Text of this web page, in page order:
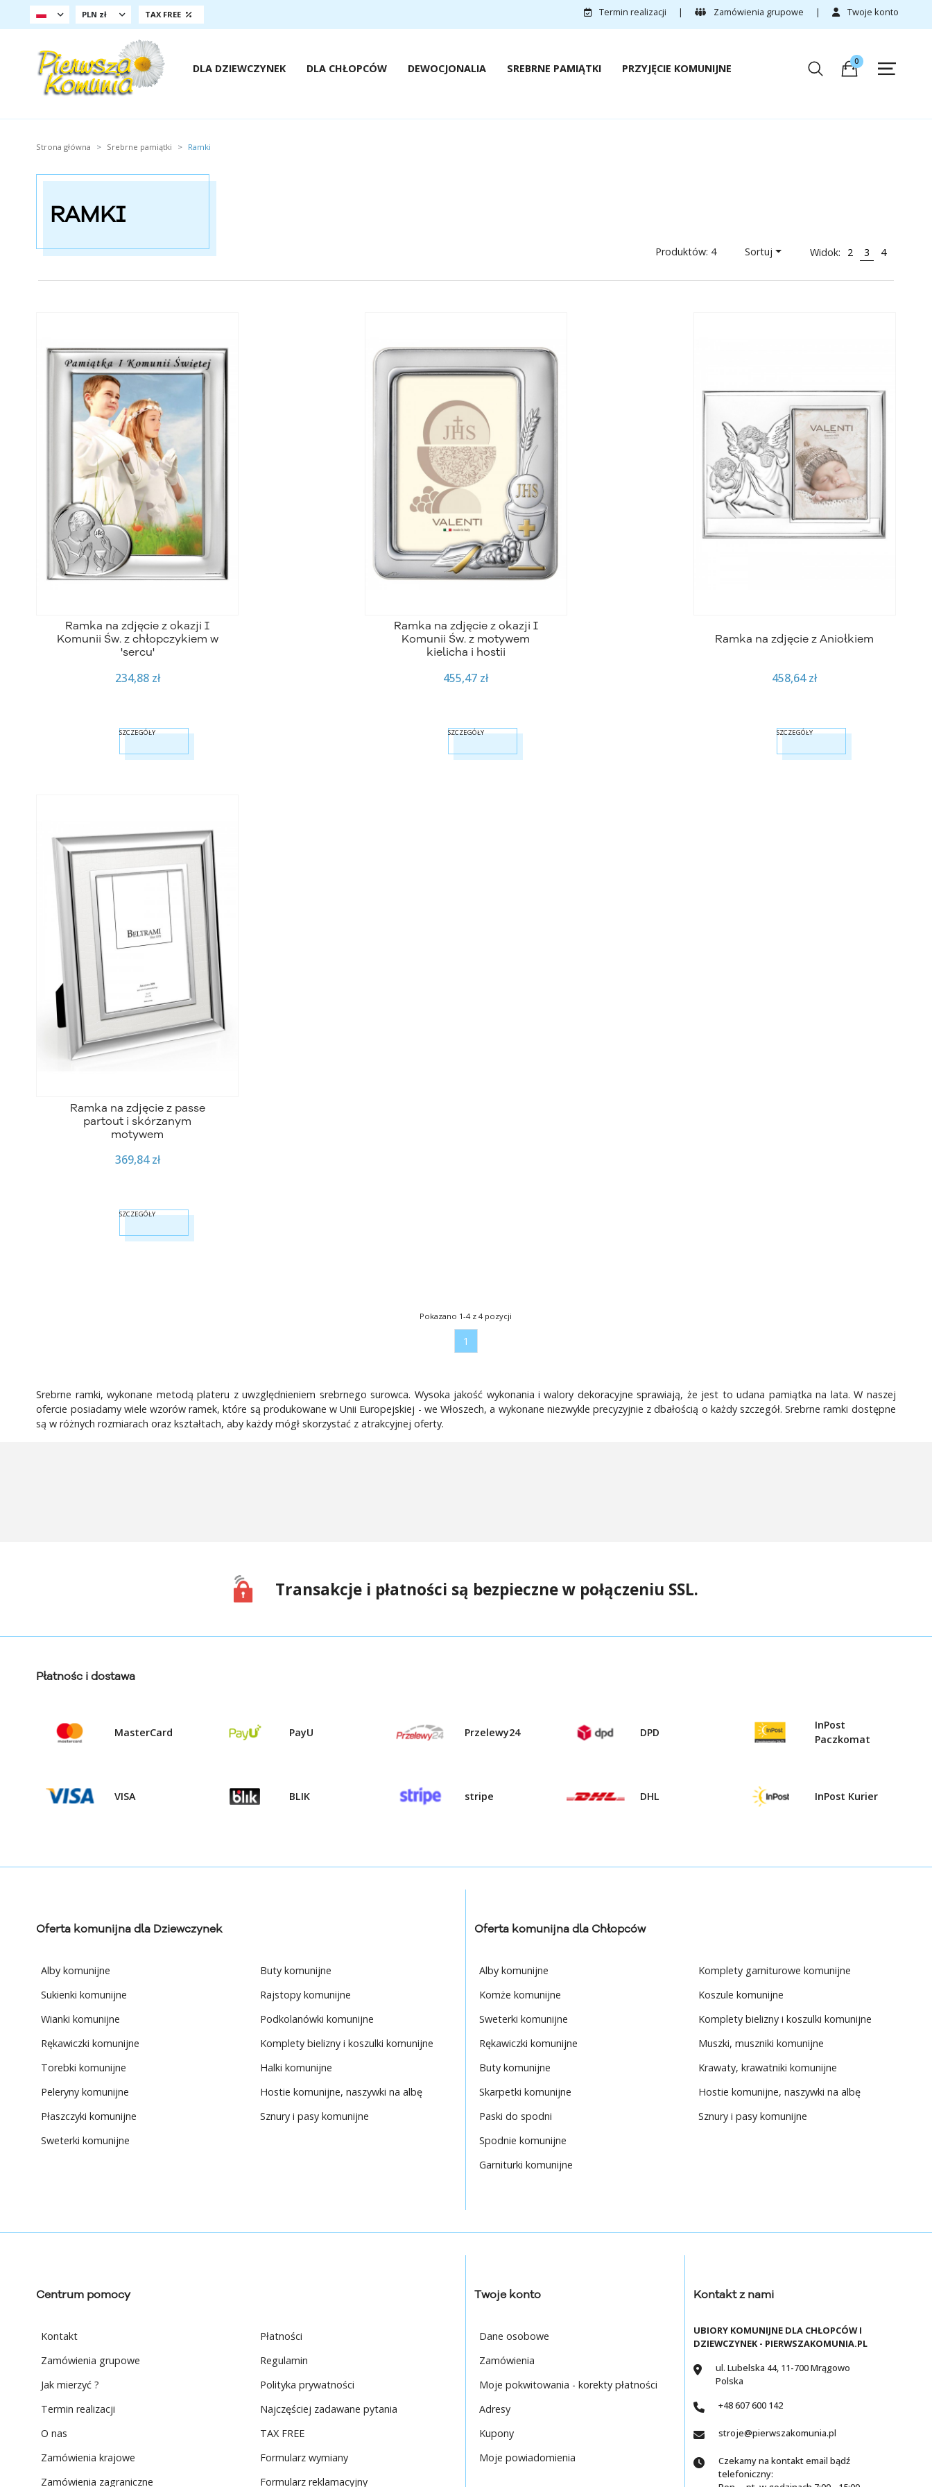
PLN zł TAX FREE Termin realizacji | Zamówienia grupowe | Twoje konto
DLA DZIEWCZYNEK DLA CHŁOPCÓW DEWOCJONALIA SREBRNE PAMIĄTKI PRZYJĘCIE KOMUNIJNE
0
Strona główna Srebrne pamiątki Ramki
RAMKI
Produktów: 4 Sortuj Widok: 2 3 4
Ramka na zdjęcie z okazji I
Komunii Św. z chłopczykiem w
'sercu'
234,88 zł
SZCZEGÓŁY
Ramka na zdjęcie z okazji I
Komunii Św. z motywem
kielicha i hostii
455,47 zł
SZCZEGÓŁY
Ramka na zdjęcie z Aniołkiem
458,64 zł
SZCZEGÓŁY
Ramka na zdjęcie z passe
partout i skórzanym
motywem
369,84 zł
SZCZEGÓŁY
Pokazano 1-4 z 4 pozycji
1
Srebrne ramki, wykonane metodą plateru z uwzględnieniem srebrnego surowca. Wysoka jakość wykonania i walory dekoracyjne sprawiają, że jest to udana pamiątka na lata. W naszej
ofercie posiadamy wiele wzorów ramek, które są produkowane w Unii Europejskiej - we Włoszech, a wykonane niezwykle precyzyjnie z dbałością o każdy szczegół. Srebrne ramki dostępne
są w różnych rozmiarach oraz kształtach, aby każdy mógł skorzystać z atrakcyjnej oferty.
Transakcje i płatności są bezpieczne w połączeniu SSL.
Płatnośc i dostawa
MasterCard
VISA
PayU
BLIK
Przelewy24
stripe
DPD
DHL
InPost
Paczkomat
InPost Kurier
Oferta komunijna dla Dziewczynek
Alby komunijne
Sukienki komunijne
Wianki komunijne
Rękawiczki komunijne
Torebki komunijne
Peleryny komunijne
Płaszczyki komunijne
Sweterki komunijne
Buty komunijne
Rajstopy komunijne
Podkolanówki komunijne
Komplety bielizny i koszulki komunijne
Halki komunijne
Hostie komunijne, naszywki na albę
Sznury i pasy komunijne
Oferta komunijna dla Chłopców
Alby komunijne
Komże komunijne
Sweterki komunijne
Rękawiczki komunijne
Buty komunijne
Skarpetki komunijne
Paski do spodni
Spodnie komunijne
Garniturki komunijne
Komplety garniturowe komunijne
Koszule komunijne
Komplety bielizny i koszulki komunijne
Muszki, muszniki komunijne
Krawaty, krawatniki komunijne
Hostie komunijne, naszywki na albę
Sznury i pasy komunijne
Centrum pomocy
Kontakt
Zamówienia grupowe
Jak mierzyć ?
Termin realizacji
O nas
Zamówienia krajowe
Zamówienia zagraniczne
Płatności
Regulamin
Polityka prywatności
Najczęściej zadawane pytania
TAX FREE
Formularz wymiany
Formularz reklamacyjny
Twoje konto
Dane osobowe
Zamówienia
Moje pokwitowania - korekty płatności
Adresy
Kupony
Moje powiadomienia
Kontakt z nami
UBIORY KOMUNIJNE DLA CHŁOPCÓW I
DZIEWCZYNEK - PIERWSZAKOMUNIA.PL
ul. Lubelska 44, 11-700 Mrągowo
Polska
+48 607 600 142
stroje@pierwszakomunia.pl
Czekamy na kontakt email bądź
telefoniczny: